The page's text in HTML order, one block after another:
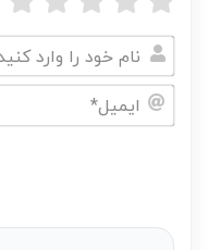
نام
خود
نظر